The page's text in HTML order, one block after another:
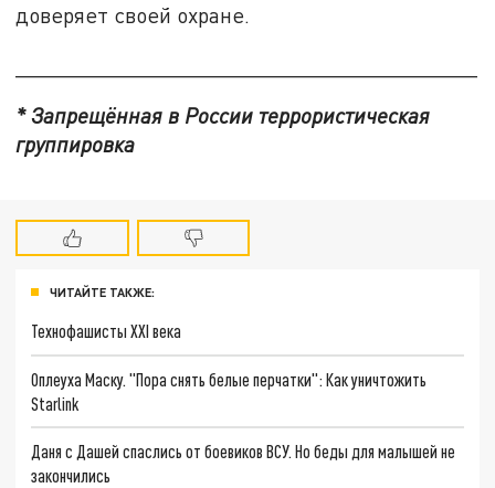
доверяет своей охране.
* Запрещённая в России террористическая
группировка
ЧИТАЙТЕ ТАКЖЕ:
Технофашисты XXI века
Оплеуха Маску. "Пора снять белые перчатки": Как уничтожить
Starlink
Даня с Дашей спаслись от боевиков ВСУ. Но беды для малышей не
закончились